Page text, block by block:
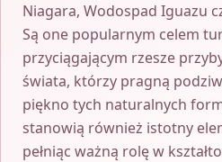
Niagara, Wodospad Iguazu
Są one popularnym celem
przyciągającym rzesze
świata, którzy pragną
piękno tych naturalnych
stanowią również istotny
pełniąc ważną rolę w